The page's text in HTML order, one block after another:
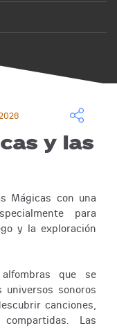
y las
Mágicas con una
para
y la exploración
que se
sonoros
canciones,
Las